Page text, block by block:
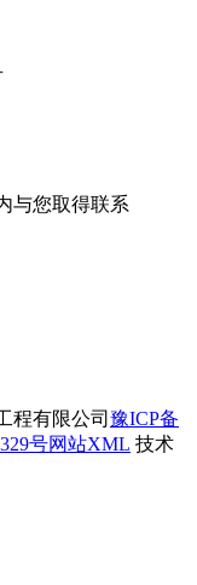
与您取得联系
程有限公司 豫ICP备
号网站XML 技术